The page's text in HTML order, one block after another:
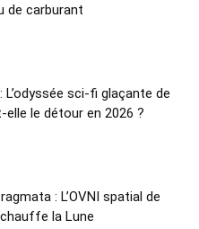
de carburant
L’odyssée sci-fi glaçante de
elle le détour en 2026 ?
: L’OVNI spatial de
la Lune